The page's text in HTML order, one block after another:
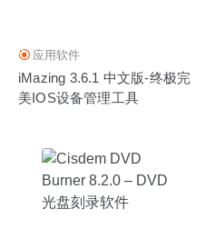
应用软件
iMazing 3.6.1 中文版-终极完
美IOS设备管理工具